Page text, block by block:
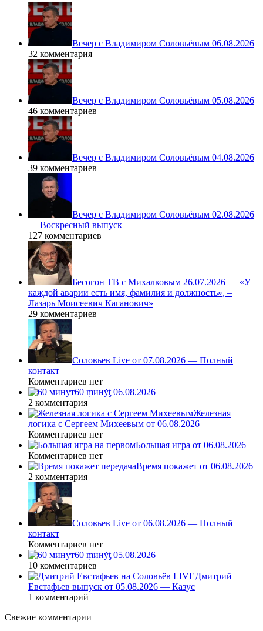
Вечер с Владимиром Соловьёвым 06.08.2026
32 комментария
Вечер с Владимиром Соловьёвым 05.08.2026
46 комментариев
Вечер с Владимиром Соловьёвым 04.08.2026
39 комментариев
Вечер с Владимиром Соловьёвым 02.08.2026
— Воскресный выпуск
127 комментариев
Бесогон ТВ с Михалковым 26.07.2026 — «У
каждой аварии есть имя, фамилия и должность», –
Лазарь Моисеевич Каганович»
29 комментариев
Соловьев Live от 07.08.2026 — Полный
контакт
Комментариев нет
60 ṃинẏƫ 06.08.2026
2 комментария
Железная
логика с Сергеем Михеевым от 06.08.2026
Комментариев нет
Большая игра от 06.08.2026
Комментариев нет
Время покажет от 06.08.2026
2 комментария
Соловьев Live от 06.08.2026 — Полный
контакт
Комментариев нет
60 ṃинẏƫ 05.08.2026
10 комментариев
Дмитрий
Евстафьев выпуск от 05.08.2026 — Казус
1 комментарий
Свежие комментарии